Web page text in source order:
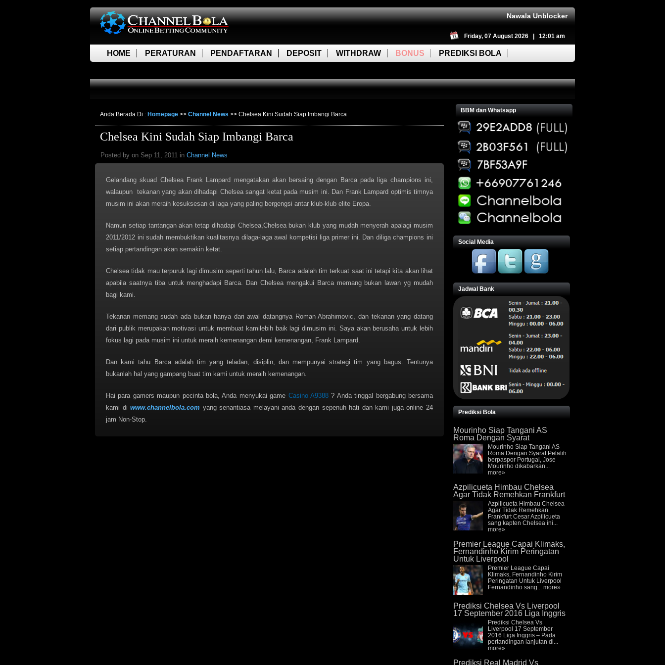
Nawala Unblocker
Friday, 07 August 2026 | 12:01 am
HOME PERATURAN PENDAFTARAN DEPOSIT WITHDRAW BONUS PREDIKSI BOLA
Anda Berada Di : Homepage >> Channel News >> Chelsea Kini Sudah Siap Imbangi Barca
Chelsea Kini Sudah Siap Imbangi Barca
Posted by on Sep 11, 2011 in Channel News
Gelandang skuad Chelsea Frank Lampard mengatakan akan bersaing dengan Barca pada liga champions ini,
walaupun tekanan yang akan dihadapi Chelsea sangat ketat pada musim ini. Dan Frank Lampard optimis timnya
musim ini akan meraih kesuksesan di laga yang paling bergengsi antar klub-klub elite Eropa.
Namun setiap tantangan akan tetap dihadapi Chelsea,Chelsea bukan klub yang mudah menyerah apalagi musim
2011/2012 ini sudah membuktikan kualitasnya dilaga-laga awal kompetisi liga primer ini. Dan diliga champions ini
setiap pertandingan akan semakin ketat.
Chelsea tidak mau terpuruk lagi dimusim seperti tahun lalu, Barca adalah tim terkuat saat ini tetapi kita akan lihat
apabila saatnya tiba untuk menghadapi Barca. Dan Chelsea mengakui Barca memang bukan lawan yg mudah
bagi kami.
Tekanan memang sudah ada bukan hanya dari awal datangnya Roman Abrahimovic, dan tekanan yang datang
dari publik merupakan motivasi untuk membuat kamilebih baik lagi dimusim ini. Saya akan berusaha untuk lebih
fokus lagi pada musim ini untuk meraih kemenangan demi kemenangan, Frank Lampard.
Dan kami tahu Barca adalah tim yang teladan, disiplin, dan mempunyai strategi tim yang bagus. Tentunya
bukanlah hal yang gampang buat tim kami untuk meraih kemenangan.
Hai para gamers maupun pecinta bola, Anda menyukai game Casino A9388 ? Anda tinggal bergabung bersama
kami diwww.channelbola.com yang senantiasa melayani anda dengan sepenuh hati dan kami juga online 24
jam Non-Stop.
BBM dan Whatsapp
Social Media
Jadwal Bank
Prediksi Bola
Mourinho Siap Tangani AS
Roma Dengan Syarat
Mourinho Siap Tangani AS
Roma Dengan Syarat Pelatih
berpaspor Portugal, Jose
Mourinho dikabarkan...
more»
Azpilicueta Himbau Chelsea
Agar Tidak Remehkan Frankfurt
Azpilicueta Himbau Chelsea
Agar Tidak Remehkan
Frankfurt Cesar Azpilicueta
sang kapten Chelsea ini...
more»
Premier League Capai Klimaks,
Fernandinho Kirim Peringatan
Untuk Liverpool
Premier League Capai
Klimaks, Fernandinho Kirim
Peringatan Untuk Liverpool
Fernandinho sang... more»
Prediksi Chelsea Vs Liverpool
17 September 2016 Liga Inggris
Prediksi Chelsea Vs
Liverpool 17 September
2016 Liga Inggris – Pada
pertandingan lanjutan di...
more»
Prediksi Real Madrid Vs